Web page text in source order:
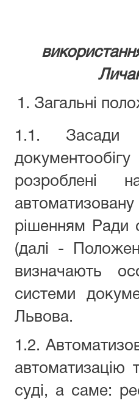
Загальні
1.1. Засади
розроблені
рішенням Ради
(далі -
визначають
системи
Львова.
1.2.
автоматизацію
суді, а саме: